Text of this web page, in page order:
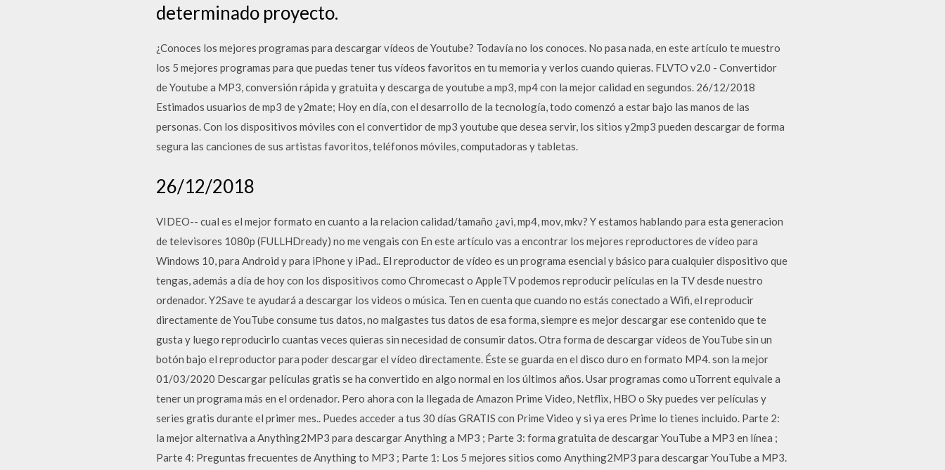
determinado proyecto.
¿Conoces los mejores programas para descargar vídeos de Youtube? Todavía no los conoces. No pasa nada, en este artículo te muestro
los 5 mejores programas para que puedas tener tus vídeos favoritos en tu memoria y verlos cuando quieras. FLVTO v2.0 - Convertidor
de Youtube a MP3, conversión rápida y gratuita y descarga de youtube a mp3, mp4 con la mejor calidad en segundos. 26/12/2018
Estimados usuarios de mp3 de y2mate; Hoy en día, con el desarrollo de la tecnología, todo comenzó a estar bajo las manos de las
personas. Con los dispositivos móviles con el convertidor de mp3 youtube que desea servir, los sitios y2mp3 pueden descargar de forma
segura las canciones de sus artistas favoritos, teléfonos móviles, computadoras y tabletas.
26/12/2018
VIDEO-- cual es el mejor formato en cuanto a la relacion calidad/tamaño ¿avi, mp4, mov, mkv? Y estamos hablando para esta generacion
de televisores 1080p (FULLHDready) no me vengais con En este artículo vas a encontrar los mejores reproductores de vídeo para
Windows 10, para Android y para iPhone y iPad.. El reproductor de vídeo es un programa esencial y básico para cualquier dispositivo que
tengas, además a día de hoy con los dispositivos como Chromecast o AppleTV podemos reproducir películas en la TV desde nuestro
ordenador. Y2Save te ayudará a descargar los videos o música. Ten en cuenta que cuando no estás conectado a Wifi, el reproducir
directamente de YouTube consume tus datos, no malgastes tus datos de esa forma, siempre es mejor descargar ese contenido que te
gusta y luego reproducirlo cuantas veces quieras sin necesidad de consumir datos. Otra forma de descargar vídeos de YouTube sin un
botón bajo el reproductor para poder descargar el vídeo directamente. Éste se guarda en el disco duro en formato MP4. son la mejor
01/03/2020 Descargar películas gratis se ha convertido en algo normal en los últimos años. Usar programas como uTorrent equivale a
tener un programa más en el ordenador. Pero ahora con la llegada de Amazon Prime Video, Netflix, HBO o Sky puedes ver películas y
series gratis durante el primer mes.. Puedes acceder a tus 30 días GRATIS con Prime Video y si ya eres Prime lo tienes incluido. Parte 2:
la mejor alternativa a Anything2MP3 para descargar Anything a MP3 ; Parte 3: forma gratuita de descargar YouTube a MP3 en línea ;
Parte 4: Preguntas frecuentes de Anything to MP3 ; Parte 1: Los 5 mejores sitios como Anything2MP3 para descargar YouTube a MP3.